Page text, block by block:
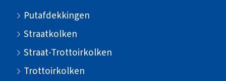
Putafdekkingen
Straatkolken
Straat-Trottoirkolken
Trottoirkolken